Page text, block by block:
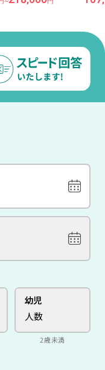
駐で安心！コス
ッカトゥ ネイチ
ート＆スパ』宿泊
田発／ベトジェッ
●受託手荷物20KG
ダ
アヴ
7日
ト
幼児
2歳未満